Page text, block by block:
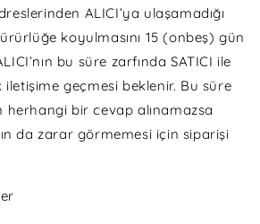
ALICI’ya ulaşamadığı
koyulmasını 15 (onbeş) gün
bu süre zarfında SATICI ile
geçmesi beklenir. Bu süre
herhangi bir cevap alınamazsa
da zarar görmemesi için siparişi